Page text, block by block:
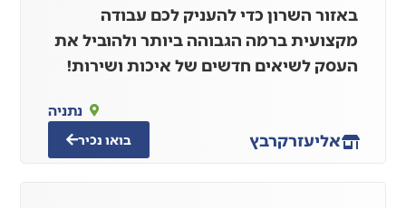
באזור השרון כדי להעניק לכם עבודה
מקצועית ברמה הגבוהה ביותר ולהוביל את
העסק לשיאים חדשים של איכות ושירות!
אליעזרקרבץ
נתניה
בואו נכיר